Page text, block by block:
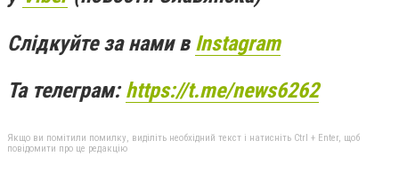
Слідкуйте за нами в Instagram
Та телеграм:https://t.me/news6262
Якщо ви помітили помилку, виділіть необхідний текст і натисніть Ctrl + Enter, щоб
повідомити про це редакцію